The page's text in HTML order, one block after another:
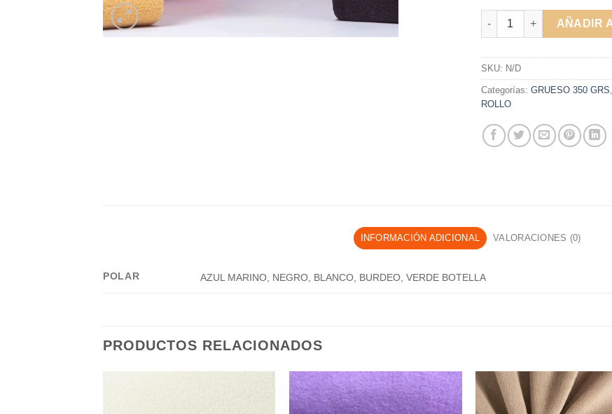
POLAR GRUESO - 350
AÑADIR
SKU: N/D
Categorías: GRUESO 350 GRS,
ROLLO
INFORMACIÓN ADICIONAL VALORACIONES (0)
POLAR AZUL MARINO, NEGRO, BLANCO, BURDEO, VERDE BOTELLA
PRODUCTOS RELACIONADOS